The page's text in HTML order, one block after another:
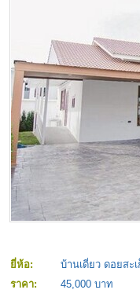
ยี่ห้อ: บ้านเดี่ยว ดอยสะ
ราคา:
45,000 บาท